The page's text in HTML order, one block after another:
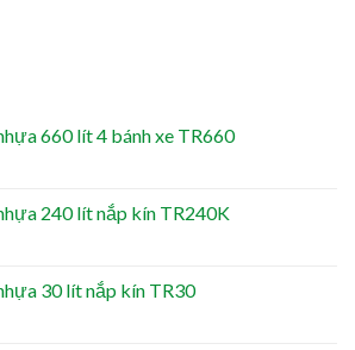
660 lít 4 bánh xe TR660
240 lít nắp kín TR240K
30 lít nắp kín TR30